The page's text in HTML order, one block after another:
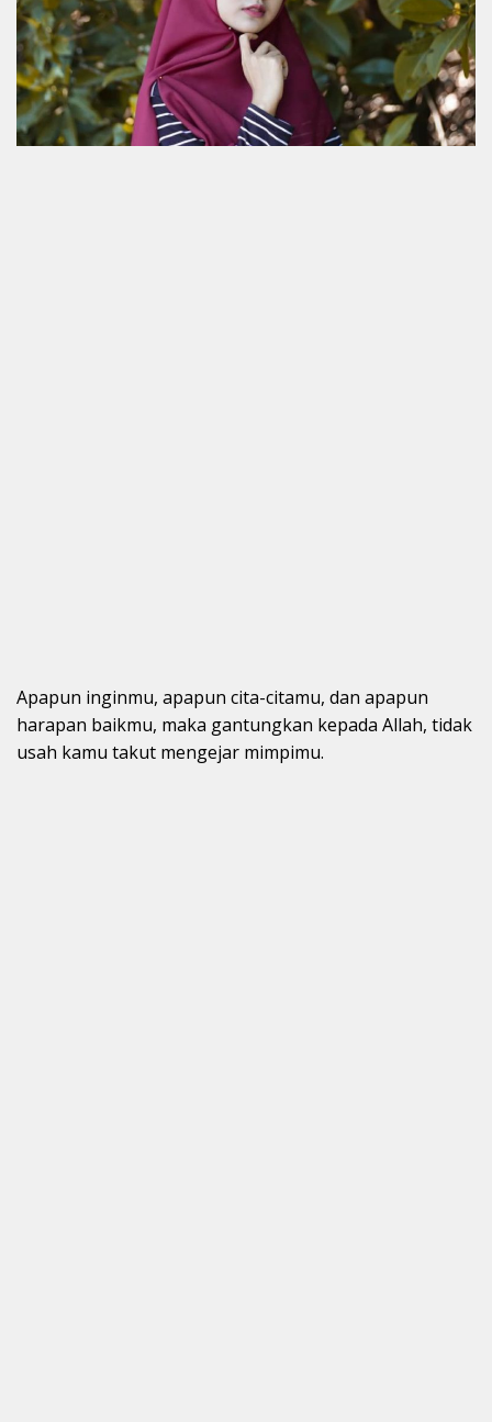
Apapun inginmu, apapun cita-citamu, dan apapun
harapan baikmu, maka gantungkan kepada Allah, tidak
usah kamu takut mengejar mimpimu.